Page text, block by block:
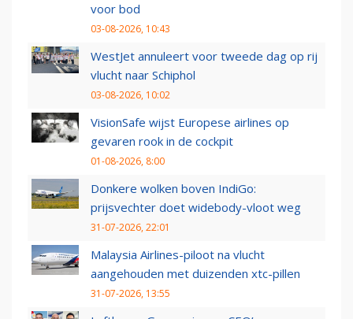
voor bod
03-08-2026, 10:43
WestJet annuleert voor tweede dag op rij
vlucht naar Schiphol
03-08-2026, 10:02
VisionSafe wijst Europese airlines op
gevaren rook in de cockpit
01-08-2026, 8:00
Donkere wolken boven IndiGo:
prijsvechter doet widebody-vloot weg
31-07-2026, 22:01
Malaysia Airlines-piloot na vlucht
aangehouden met duizenden xtc-pillen
31-07-2026, 13:55